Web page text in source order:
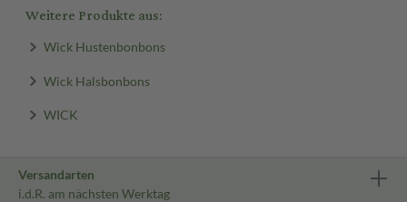
Weitere Produkte aus:
Wick Hustenbonbons
Wick Halsbonbons
WICK
Versandarten
i.d.R. am nächsten Werktag